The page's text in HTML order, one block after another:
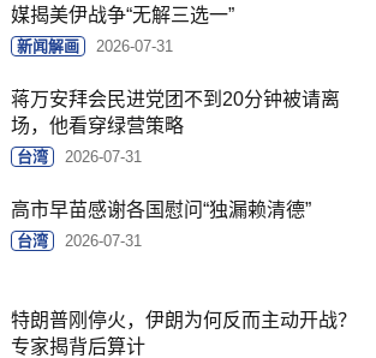
媒揭美伊战争“无解三选一”
新闻解画 2026-07-31
蒋万安拜会民进党团不到20分钟被请离
场，他看穿绿营策略
台湾 2026-07-31
高市早苗感谢各国慰问“独漏赖清德”
台湾 2026-07-31
特朗普刚停火，伊朗为何反而主动开战？
专家揭背后算计